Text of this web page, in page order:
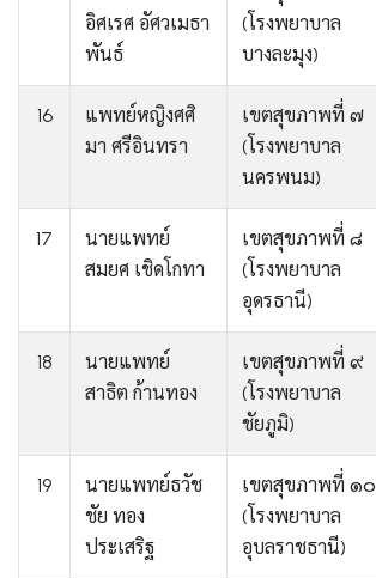
อิศเรศ อัศวเมธา
พันธ์
(โรงพยาบาล
บางละมุง)
16
แพทย์หญิงศศิ
มา ศรีอินทรา
เขตสุขภาพที่ ๗
(โรงพยาบาล
นครพนม)
17
นายแพทย์
สมยศ เชิดโกทา
เขตสุขภาพที่ ๘
(โรงพยาบาล
อุดรธานี)
18
นายแพทย์
สาธิต ก้านทอง
เขตสุขภาพที่ ๙
(โรงพยาบาล
ชัยภูมิ)
19
นายแพทย์ธวัช
ชัย ทอง
ประเสริฐ
เขตสุขภาพที่ ๑๐
(โรงพยาบาล
อุบลราชธานี)